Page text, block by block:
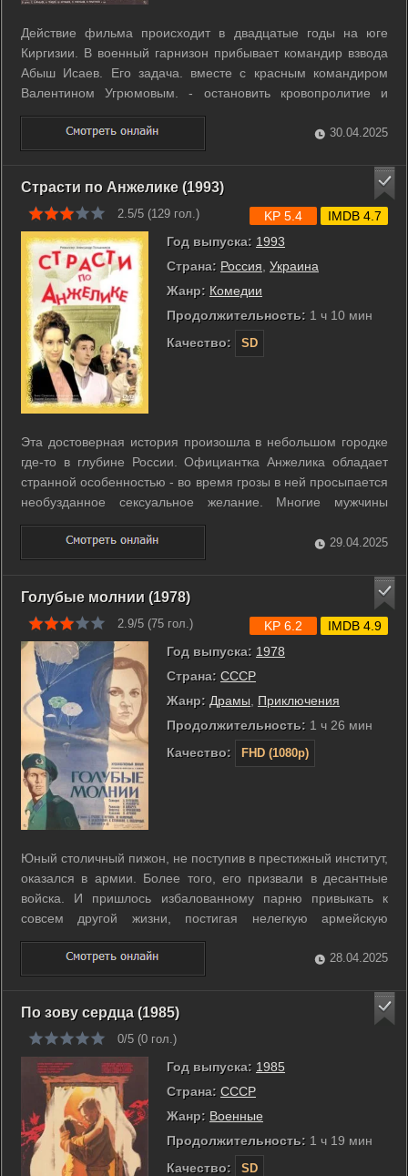
Действие фильма происходит в двадцатые годы на юге
Киргизии. В военный гарнизон прибывает командир взвода
Абыш Исаев. Его задача. вместе с красным командиром
Валентином Угрюмовым. - остановить кровопролитие и
разгромы, учиняемые отрядом басмачей Шааназара, и
вернуть дехкан в свои дома. ...
30.04.2025
Страсти по Анжелике (1993)
2.5/5 (129 гол.)
Год выпуска: 1993
Страна: Россия Украина
Жанр: Комедии
Продолжительность: 1 ч 10 мин
Качество:
SD
KP 5.4 IMDB 4.7
Эта достоверная история произошла в небольшом городке
где-то в глубине России. Официантка Анжелика обладает
странной особенностью - во время грозы в ней просыпается
необузданное сексуальное желание. Многие мужчины
предприняли попытки воспользоваться этим «природным
явлением»...r ...
29.04.2025
Голубые молнии (1978)
2.9/5 (75 гол.)
Год выпуска: 1978
Страна: СССР
Жанр: Драмы
Приключения
Продолжительность: 1 ч 26 мин
Качество:
FHD (1080p)
KP 6.2 IMDB 4.9
Юный столичный пижон, не поступив в престижный институт,
оказался в армии. Более того, его призвали в десантные
войска. И пришлось избалованному парню привыкать к
совсем другой жизни, постигая нелегкую армейскую
науку…. ...
28.04.2025
По зову сердца (1985)
0/5 (0 гол.)
Год выпуска: 1985
Страна: СССР
Жанр: Военные
Продолжительность: 1 ч 19 мин
Качество:
SD